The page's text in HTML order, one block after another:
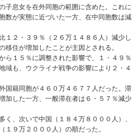
子息女を在外同胞の範囲に含めた。これに
数が実態に近づいた一方、在中同胞数は減
１２・３９％（２６万１４８６人）減少し
住が増加したことが主因とされる。
ら１５％に調整された影響で、１・４９％
域も、ウクライナ戦争の影響により２・４
国籍同胞が４６０万４６７７人だった。滞
加した一方、一般滞在者は６・５７％減少
、次いで中国（１８４万８０００人）、
１９万２０００人）の順だった。